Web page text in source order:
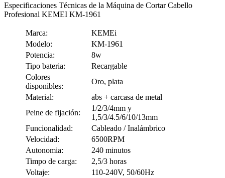
Especificaciones Técnicas de la Máquina de Cortar Cabello
Profesional KEMEI KM-1961
Marca:
KEMEi
Modelo:
KM-1961
Potencia:
8w
Tipo bateria:
Recargable
Colores
disponibles:
Oro, plata
Material:
abs + carcasa de metal
Peine de fijación:
1/2/3/4mm y
1,5/3/4.5/6/10/13mm
Funcionalidad:
Cableado / Inalámbrico
Velocidad:
6500RPM
Autonomia:
240 minutos
Timpo de carga:
2,5/3 horas
Voltaje:
110-240V, 50/60Hz